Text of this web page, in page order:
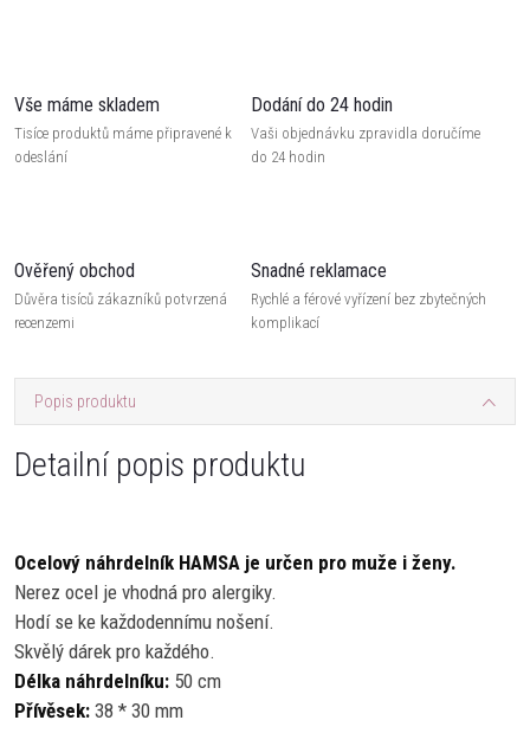
Vše máme skladem
Tisíce produktů máme připravené k
odeslání
Dodání do 24 hodin
Vaši objednávku zpravidla doručíme
do 24 hodin
Ověřený obchod
Důvěra tisíců zákazníků potvrzená
recenzemi
Snadné reklamace
Rychlé a férové vyřízení bez zbytečných
komplikací
Popis produktu
Detailní popis produktu
Ocelový náhrdelník HAMSA je určen pro muže i ženy.
Nerez ocel je vhodná pro alergiky.
Hodí se ke každodennímu nošení.
Skvělý dárek pro každého.
Délka náhrdelníku: 50 cm
Přívěsek: 38 * 30 mm